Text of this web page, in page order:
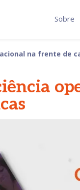
Sobre
na frente de